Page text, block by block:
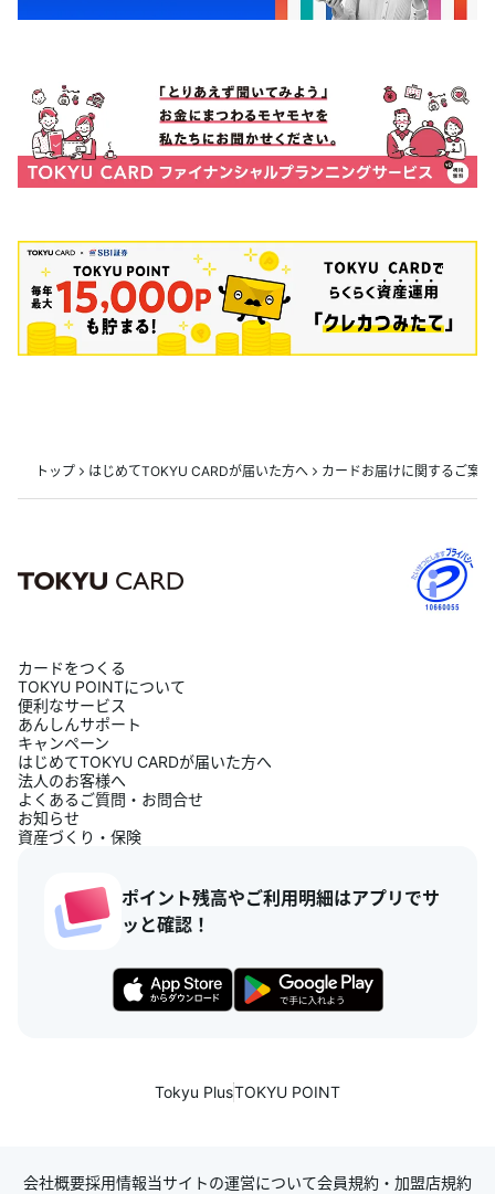
トップ はじめてTOKYU CARDが届いた方へ カードお届けに関するご案内
カードをつくる
TOKYU POINTについて
便利なサービス
あんしんサポート
キャンペーン
はじめてTOKYU CARDが届いた方へ
法人のお客様へ
よくあるご質問・お問合せ
お知らせ
資産づくり・保険
ポイント残高やご利用明細はアプリでサ
ッと確認！
Tokyu PlusTOKYU POINT
会社概要採用情報当サイトの運営について会員規約・加盟店規約